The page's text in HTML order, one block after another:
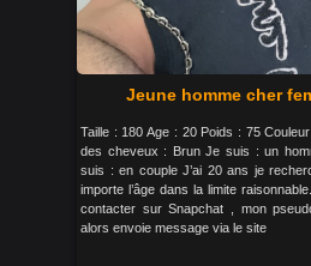
Jeune homme cher
Taille : 180 Age : 20 Poids : 75
des cheveux : Brun Je suis : un
suis : en couple J’ai 20 ans je
importe l’âge dans la limite
contacter sur Snapchat , mon
alors envoie message via le site